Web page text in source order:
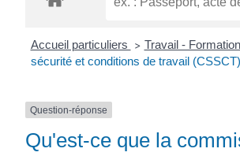
Accueil particuliers > Travail - Formation
sécurité et conditions de travail
Question-réponse
Qu'est-ce que la